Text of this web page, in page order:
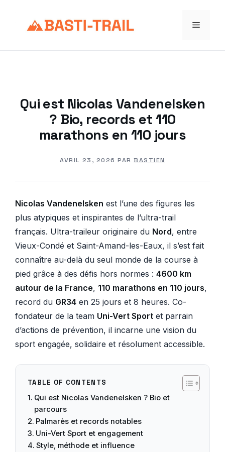
Menu
Qui est Nicolas Vandenelsken
? Bio, records et 110
marathons en 110 jours
AVRIL 23, 2026 PARBASTIEN
Nicolas Vandenelsken est l’une des figures les
plus atypiques et inspirantes de l’ultra-trail
français. Ultra-traileur originaire du Nord, entre
Vieux-Condé et Saint-Amand-les-Eaux, il s’est fait
connaître au-delà du seul monde de la course à
pied grâce à des défis hors normes : 4600 km
autour de la France, 110 marathons en 110 jours,
record du GR34 en 25 jours et 8 heures. Co-
fondateur de la team Uni-Vert Sport et parrain
d’actions de prévention, il incarne une vision du
sport engagée, solidaire et résolument accessible.
TABLE OF CONTENTS
Qui est Nicolas Vandenelsken ? Bio et
parcours
Palmarès et records notables
Uni-Vert Sport et engagement
Style, méthode et influence